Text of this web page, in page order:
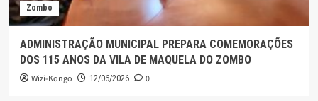
Zombo
ADMINISTRAÇÃO MUNICIPAL PREPARA COMEMORAÇÕES
DOS 115 ANOS DA VILA DE MAQUELA DO ZOMBO
Wizi-Kongo 12/06/2026 0